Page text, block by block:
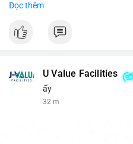
$btc#btc
#vlikevn #titanbot
Đọc thêm
U Value Facilities
ấy
32 m